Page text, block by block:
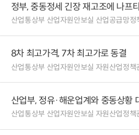
정부, 중동정세 긴장 재고조에 나프
산업통상부 산업자원안보실 산업공급망정
8차 최고가격, 7차 최고가로 동결
산업통상부 산업자원안보실 자원산업정책
산업부, 정유·해운업계와 중동상황
산업통상부 산업자원안보실 자원산업정책